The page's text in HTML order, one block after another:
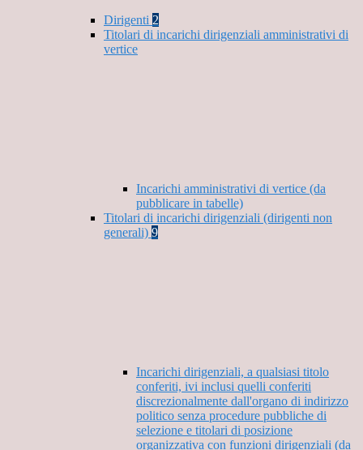
Dirigenti 2
Titolari di incarichi dirigenziali amministrativi di
vertice
Incarichi amministrativi di vertice (da
pubblicare in tabelle)
Titolari di incarichi dirigenziali (dirigenti non
generali) 9
Incarichi dirigenziali, a qualsiasi titolo
conferiti, ivi inclusi quelli conferiti
discrezionalmente dall'organo di indirizzo
politico senza procedure pubbliche di
selezione e titolari di posizione
organizzativa con funzioni dirigenziali (da